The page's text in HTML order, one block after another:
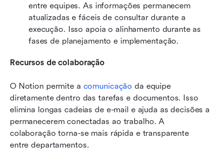
entre equipes. As informações permanecem
atualizadas e fáceis de consultar durante a
execução. Isso apoia o alinhamento durante as
fases de planejamento e implementação.
Recursos de colaboração
O Notion permite a comunicação da equipe
diretamente dentro das tarefas e documentos. Isso
elimina longas cadeias de e-mail e ajuda as decisões a
permanecerem conectadas ao trabalho. A
colaboração torna-se mais rápida e transparente
entre departamentos.